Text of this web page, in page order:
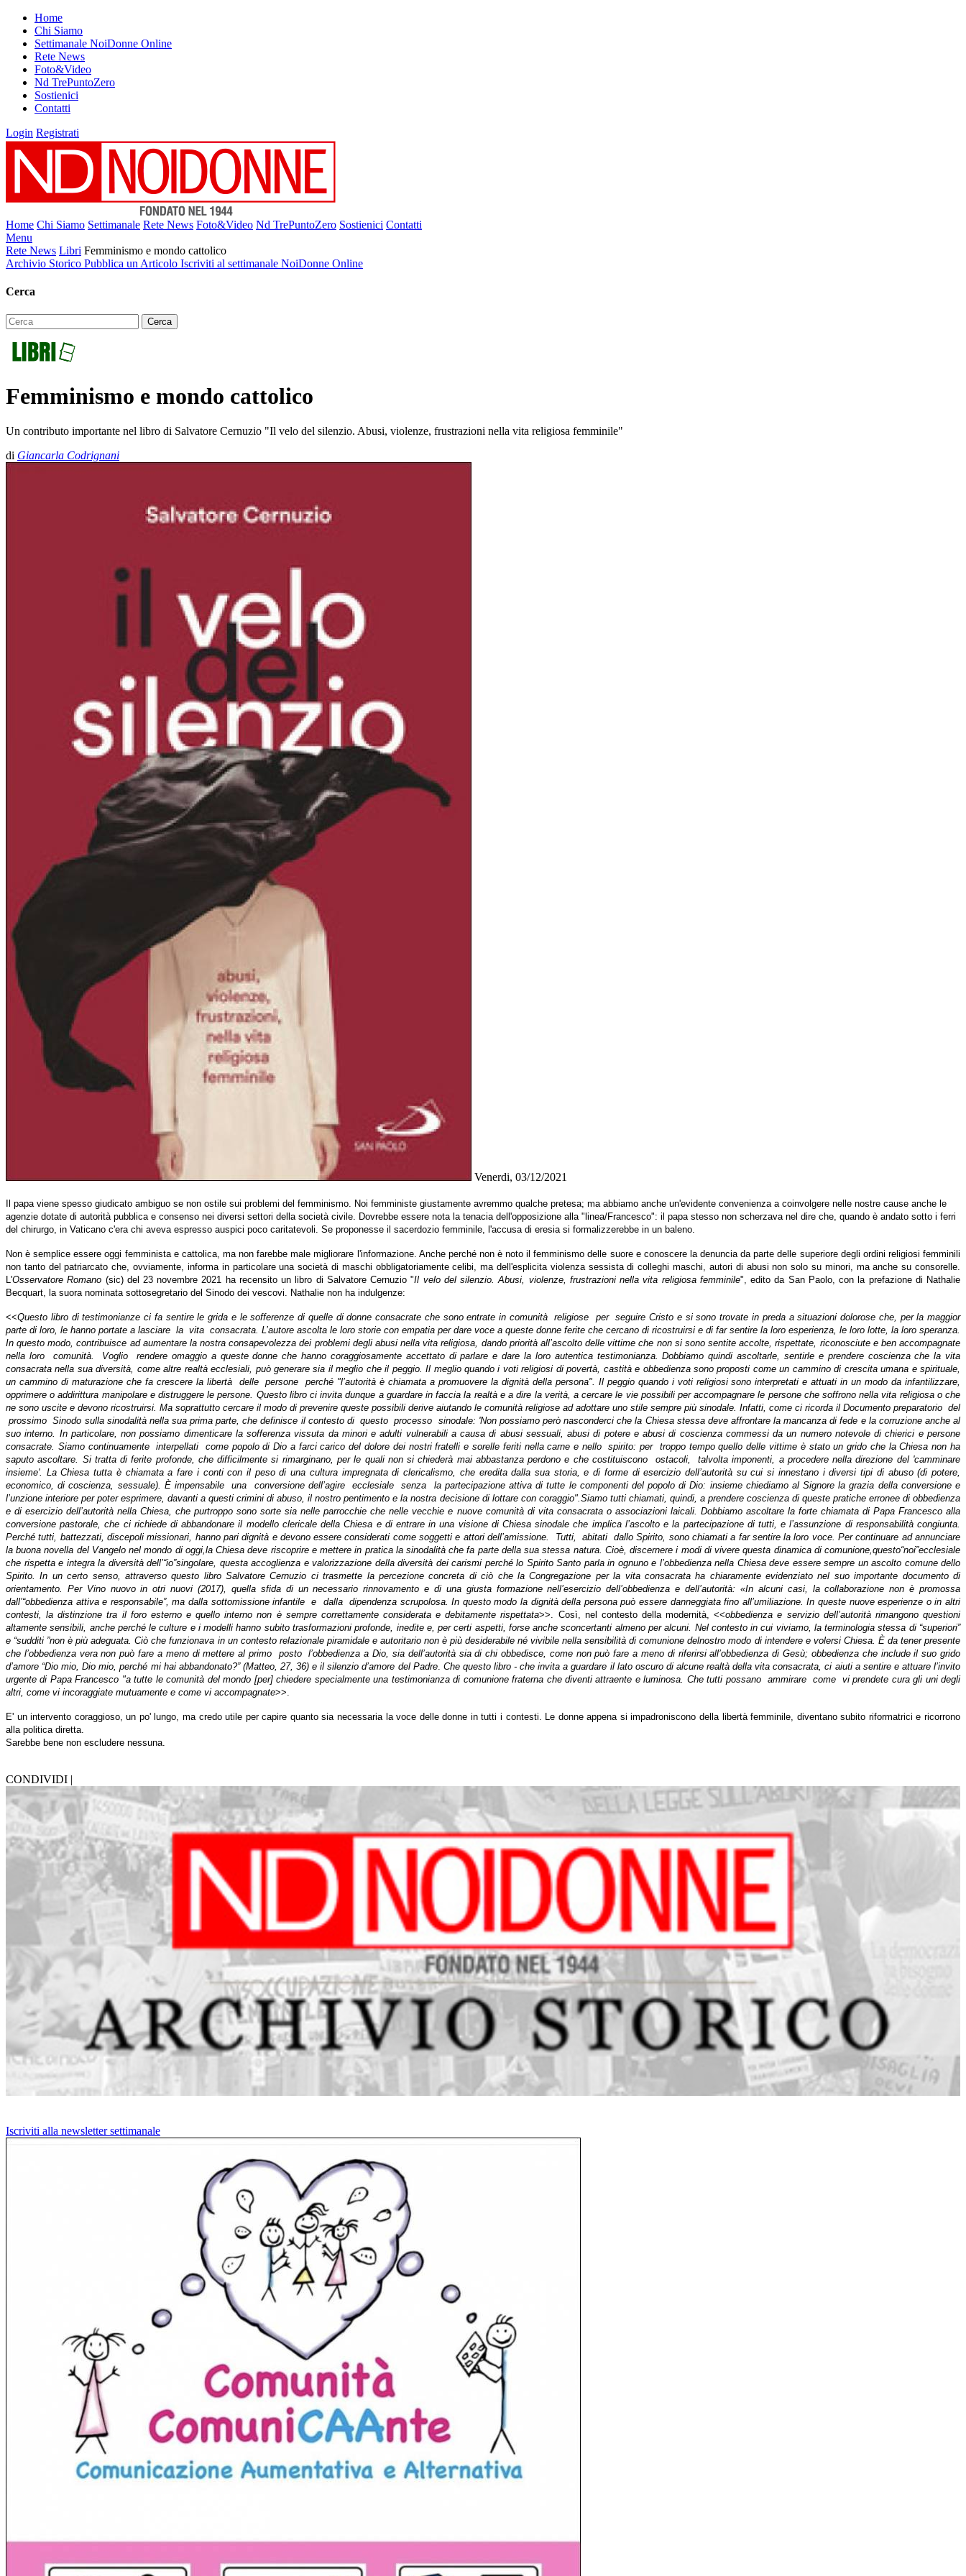
Home
Chi Siamo
Settimanale NoiDonne Online
Rete News
Foto&Video
Nd TrePuntoZero
Sostienici
Contatti
Login Registrati
Home Chi Siamo Settimanale Rete News Foto&Video Nd TrePuntoZero Sostienici Contatti
Menu
Rete News Libri Femminismo e mondo cattolico
Archivio Storico Pubblica un Articolo Iscriviti al settimanale NoiDonne Online
Cerca
Femminismo e mondo cattolico
Un contributo importante nel libro di Salvatore Cernuzio "Il velo del silenzio. Abusi, violenze, frustrazioni nella vita religiosa femminile"
di Giancarla Codrignani
Venerdi, 03/12/2021
Il papa viene spesso giudicato ambiguo se non ostile sui problemi del femminismo. Noi femministe giustamente avremmo qualche pretesa; ma abbiamo anche un'evidente convenienza a coinvolgere nelle nostre cause anche le
agenzie dotate di autorità pubblica e consenso nei diversi settori della società civile. Dovrebbe essere nota la tenacia dell'opposizione alla "linea/Francesco": il papa stesso non scherzava nel dire che, quando è andato sotto i ferri
del chirurgo, in Vaticano c'era chi aveva espresso auspici poco caritatevoli. Se proponesse il sacerdozio femminile, l'accusa di eresia si formalizzerebbe in un baleno.
Non è semplice essere oggi femminista e cattolica, ma non farebbe male migliorare l'informazione. Anche perché non è noto il femminismo delle suore e conoscere la denuncia da parte delle superiore degli ordini religiosi femminili
non tanto del patriarcato che, ovviamente, informa in particolare una società di maschi obbligatoriamente celibi, ma dell'esplicita violenza sessista di colleghi maschi, autori di abusi non solo su minori, ma anche su consorelle.
L'Osservatore Romano (sic) del 23 novembre 2021 ha recensito un libro di Salvatore Cernuzio "Il velo del silenzio. Abusi, violenze, frustrazioni nella vita religiosa femminile", edito da San Paolo, con la prefazione di Nathalie
Becquart, la suora nominata sottosegretario del Sinodo dei vescovi. Nathalie non ha indulgenze:
<<Questo libro di testimonianze ci fa sentire le grida e le sofferenze di quelle di donne consacrate che sono entrate in comunità religiose per seguire Cristo e si sono trovate in preda a situazioni dolorose che, per la maggior
parte di loro, le hanno portate a lasciare la vita consacrata. L’autore ascolta le loro storie con empatia per dare voce a queste donne ferite che cercano di ricostruirsi e di far sentire la loro esperienza, le loro lotte, la loro speranza.
In questo modo, contribuisce ad aumentare la nostra consapevolezza dei problemi degli abusi nella vita religiosa, dando priorità all’ascolto delle vittime che non si sono sentite accolte, rispettate, riconosciute e ben accompagnate
nella loro
comunità. Voglio
rendere omaggio a queste donne che hanno coraggiosamente accettato di parlare e dare la loro autentica testimonianza. Dobbiamo quindi ascoltarle, sentirle e prendere coscienza che la vita
consacrata nella sua diversità, come altre realtà ecclesiali, può generare sia il meglio che il peggio. Il meglio quando i voti religiosi di povertà, castità e obbedienza sono proposti come un cammino di crescita umana e spirituale,
un cammino di maturazione che fa crescere la libertà
delle persone
perché "l’autorità è chiamata a promuovere la dignità della persona". Il peggio quando i voti religiosi sono interpretati e attuati in un modo da infantilizzare,
opprimere o addirittura manipolare e distruggere le persone. Questo libro ci invita dunque a guardare in faccia la realtà e a dire la verità, a cercare le vie possibili per accompagnare le persone che soffrono nella vita religiosa o che
ne sono uscite e devono ricostruirsi. Ma soprattutto cercare il modo di prevenire queste possibili derive aiutando le comunità religiose ad adottare uno stile sempre più sinodale. Infatti, come ci ricorda il Documento preparatorio del
prossimo Sinodo sulla sinodalità nella sua prima parte, che definisce il contesto di questo processo sinodale: 'Non possiamo però nasconderci che la Chiesa stessa deve affrontare la mancanza di fede e la corruzione anche al
suo interno. In particolare, non possiamo dimenticare la sofferenza vissuta da minori e adulti vulnerabili a causa di abusi sessuali, abusi di potere e abusi di coscienza commessi da un numero notevole di chierici e persone
consacrate. Siamo continuamente
interpellati come popolo di Dio a farci carico del dolore dei nostri fratelli e sorelle feriti nella carne e nello spirito: per troppo tempo quello delle vittime è stato un grido che la Chiesa non ha
saputo ascoltare. Si tratta di ferite profonde, che difficilmente si rimarginano, per le quali non si chiederà mai abbastanza perdono e che costituiscono
ostacoli,
talvolta imponenti, a procedere nella direzione del 'camminare
insieme'. La Chiesa tutta è chiamata a fare i conti con il peso di una cultura impregnata di clericalismo, che eredita dalla sua storia, e di forme di esercizio dell’autorità su cui si innestano i diversi tipi di abuso (di potere,
economico, di coscienza, sessuale). È impensabile
una conversione dell’agire ecclesiale senza
la partecipazione attiva di tutte le componenti del popolo di Dio: insieme chiediamo al Signore la grazia della conversione e
l’unzione interiore per poter esprimere, davanti a questi crimini di abuso, il nostro pentimento e la nostra decisione di lottare con coraggio".Siamo tutti chiamati, quindi, a prendere coscienza di queste pratiche erronee di obbedienza
e di esercizio dell’autorità nella Chiesa, che purtroppo sono sorte sia nelle parrocchie che nelle vecchie e nuove comunità di vita consacrata o associazioni laicali. Dobbiamo ascoltare la forte chiamata di Papa Francesco alla
conversione pastorale, che ci richiede di abbandonare il modello clericale della Chiesa e di entrare in una visione di Chiesa sinodale che implica l’ascolto e la partecipazione di tutti, e l’assunzione di responsabilità congiunta.
Perché tutti, battezzati, discepoli missionari, hanno pari dignità e devono essere considerati come soggetti e attori dell’amissione.
Tutti, abitati dallo Spirito, sono chiamati a far sentire la loro voce. Per continuare ad annunciare
la buona novella del Vangelo nel mondo di oggi,la Chiesa deve riscoprire e mettere in pratica la sinodalità che fa parte della sua stessa natura. Cioè, discernere i modi di vivere questa dinamica di comunione,questo“noi”ecclesiale
che rispetta e integra la diversità dell’“io”singolare, questa accoglienza e valorizzazione della diversità dei carismi perché lo Spirito Santo parla in ognuno e l’obbedienza nella Chiesa deve essere sempre un ascolto comune dello
Spirito. In un certo senso, attraverso questo libro Salvatore Cernuzio ci trasmette la percezione concreta di ciò che la Congregazione per la vita consacrata ha chiaramente evidenziato nel suo importante documento di
orientamento. Per Vino nuovo in otri nuovi (2017), quella sfida di un necessario rinnovamento e di una giusta formazione nell’esercizio dell’obbedienza e dell’autorità: «In alcuni casi, la collaborazione non è promossa
dall’“obbedienza attiva e responsabile”, ma dalla sottomissione infantile
e dalla dipendenza scrupolosa. In questo modo la dignità della persona può essere danneggiata fino all’umiliazione. In queste nuove esperienze o in altri
contesti, la distinzione tra il foro esterno e quello interno non è sempre correttamente considerata e debitamente rispettata>>. Così, nel contesto della modernità, <<obbedienza e servizio dell’autorità rimangono questioni
altamente sensibili, anche perché le culture e i modelli hanno subito trasformazioni profonde, inedite e, per certi aspetti, forse anche sconcertanti almeno per alcuni. Nel contesto in cui viviamo, la terminologia stessa di “superiori”
e “sudditi ”non è più adeguata. Ciò che funzionava in un contesto relazionale piramidale e autoritario non è più desiderabile né vivibile nella sensibilità di comunione delnostro modo di intendere e volersi Chiesa. È da tener presente
che l’obbedienza vera non può fare a meno di mettere al primo
posto
l’obbedienza a Dio, sia dell’autorità sia di chi obbedisce, come non può fare a meno di riferirsi all’obbedienza di Gesù; obbedienza che include il suo grido
d’amore “Dio mio, Dio mio, perché mi hai abbandonato?” (Matteo, 27, 36) e il silenzio d’amore del Padre. Che questo libro - che invita a guardare il lato oscuro di alcune realtà della vita consacrata, ci aiuti a sentire e attuare l’invito
urgente di Papa Francesco "a tutte le comunità del mondo [per] chiedere specialmente una testimonianza di comunione fraterna che diventi attraente e luminosa. Che tutti possano ammirare come vi prendete cura gli uni degli
altri, come vi incoraggiate mutuamente e come vi accompagnate>>.
E' un intervento coraggioso, un po' lungo, ma credo utile per capire quanto sia necessaria la voce delle donne in tutti i contesti. Le donne appena si impadroniscono della libertà femminile, diventano subito riformatrici e ricorrono
alla politica diretta.
Sarebbe bene non escludere nessuna.
CONDIVIDI |
Iscriviti alla newsletter settimanale